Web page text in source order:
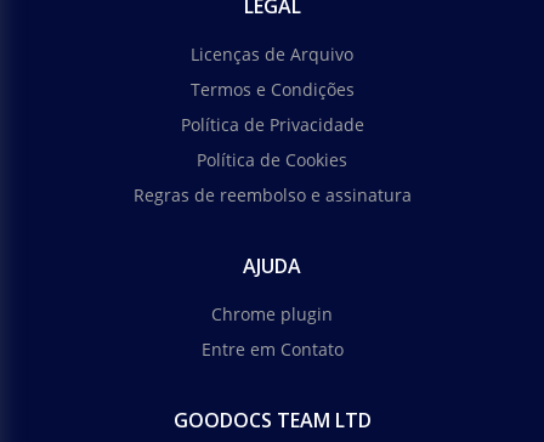
LEGAL
Licenças de Arquivo
Termos e Condições
Política de Privacidade
Política de Cookies
Regras de reembolso e assinatura
AJUDA
Chrome plugin
Entre em Contato
GOODOCS TEAM LTD